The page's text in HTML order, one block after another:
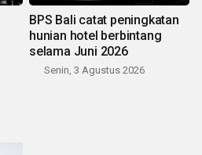
BPS Bali catat peningkatan
hunian hotel berbintang
selama Juni 2026
Senin, 3 Agustus 2026